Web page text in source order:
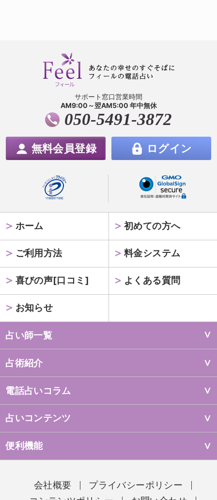
サポート窓口営業時間
AM9:00～翌AM5:00 年中無休
050-5491-3872
無料会員登録 ログイン
ホーム 初めての方へ
ご利用方法 料金システム
喜びの声[口コミ] よくある質問
お知らせ
占い師一覧
占術紹介
電話占いコラム
占いコンテンツ
便利機能
会社概要
プライバシーポリシー